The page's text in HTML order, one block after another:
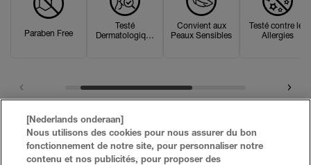
Paraben Free
Testé
Dermatologique
Convient aux
Peaux Sensibles
Testé contre les
Allergies
[Nederlands onderaan]
Nous utilisons des cookies pour nous assurer du bon
fonctionnement de notre site, pour personnaliser notre
contenu et nos publicités, pour proposer des